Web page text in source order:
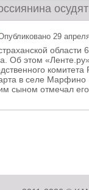
29
области
Об этом
в селе Марфино
сыном отмечал